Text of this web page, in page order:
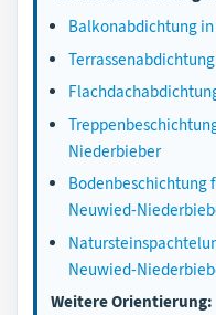
Balkonabdichtung
Niederbieber
Bodenbeschichtung
Neuwied-
Neuwied-
Weitere Orientierung: